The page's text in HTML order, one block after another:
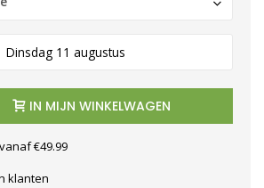
Dinsdag 11 augustus
IN MIJN WINKELWAGEN
€49.99
klanten